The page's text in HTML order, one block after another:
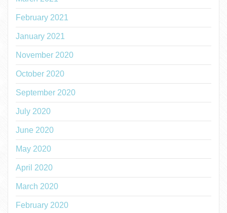
February 2021
January 2021
November 2020
October 2020
September 2020
July 2020
June 2020
May 2020
April 2020
March 2020
February 2020